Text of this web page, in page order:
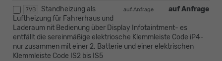
7VB auf Anfrage
auf Anfrage
Standheizung als
Luftheizung für Fahrerhaus und
Laderaum nit Bedienung über Display Infotaintment- es
entfällt die sereinmäßige elektriosche Klemmleiste Code iP4-
nur zusammen mit einer 2. Batterie und einer elektrischen
Klemmleiste Code IS2 bis IS5